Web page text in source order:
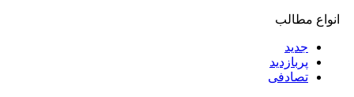
انواع مطالب
جدید
پربازدید
تصادفی